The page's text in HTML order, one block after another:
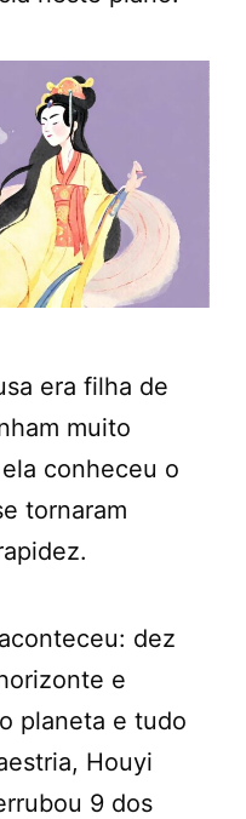
era filha de
muito
conheceu o
tornaram
dez
e
planeta e tudo
Houyi
9 dos